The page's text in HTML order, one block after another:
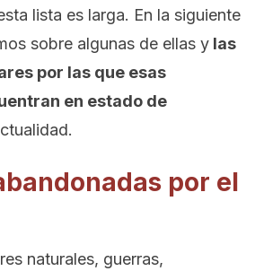
lista es larga. En la siguiente
sobre algunas de ellas y las
por las que esas
en estado de
por el
naturales, guerras,